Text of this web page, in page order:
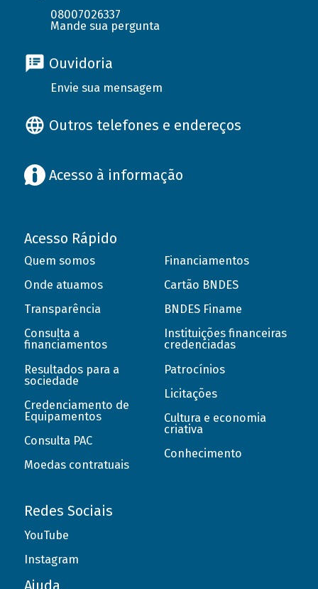
08007026337
Mande sua pergunta
Ouvidoria
Envie sua mensagem
Outros telefones e endereços
Acesso à informação
Acesso Rápido
Quem somos
Onde atuamos
Transparência
Consulta a
financiamentos
Resultados para a
sociedade
Credenciamento de
Equipamentos
Consulta PAC
Moedas contratuais
Financiamentos
Cartão BNDES
BNDES Finame
Instituições financeiras
credenciadas
Patrocínios
Licitações
Cultura e economia
criativa
Conhecimento
Redes Sociais
YouTube
Instagram
Ajuda